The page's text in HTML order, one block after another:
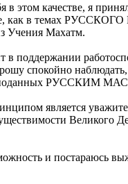
качестве, я
как в темах
Учения Махатм.
в поддержании
спокойно
поданных РУССКИМ
является
Великого
и постараюсь